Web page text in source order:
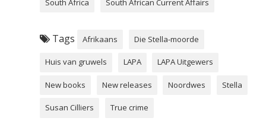
Tags Afrikaans Die Stella-moorde
Huis van gruwels LAPA LAPA Uitgewers
New books New releases Noordwes Stella
Susan Cilliers True crime